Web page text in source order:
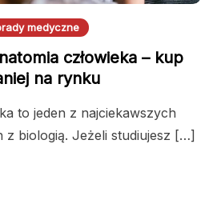
medyczne
człowieka – kup
na rynku
to jeden z najciekawszych
z biologią. Jeżeli studiujesz […]